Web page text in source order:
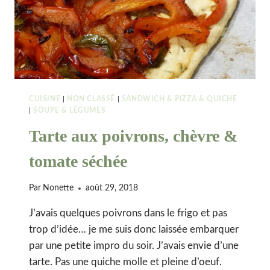
CUISINE NON CLASSÉ
SANDWICH & PIZZA & QUICHE
SOUPE & LÉGUMES
Tarte aux poivrons, chèvre &
tomate séchée
Par Nonette août 29, 2018
J’avais quelques poivrons dans le frigo et pas
trop d’idée… je me suis donc laissée embarquer
par une petite impro du soir. J’avais envie d’une
tarte. Pas une quiche molle et pleine d’oeuf.